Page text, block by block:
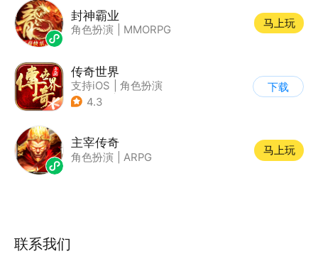
封神霸业
角色扮演 MMORPG
马上玩
传奇世界
支持iOS
角色扮演
| ARPG
4.3
下载
主宰传奇
角色扮演 ARPG
马上玩
联系我们